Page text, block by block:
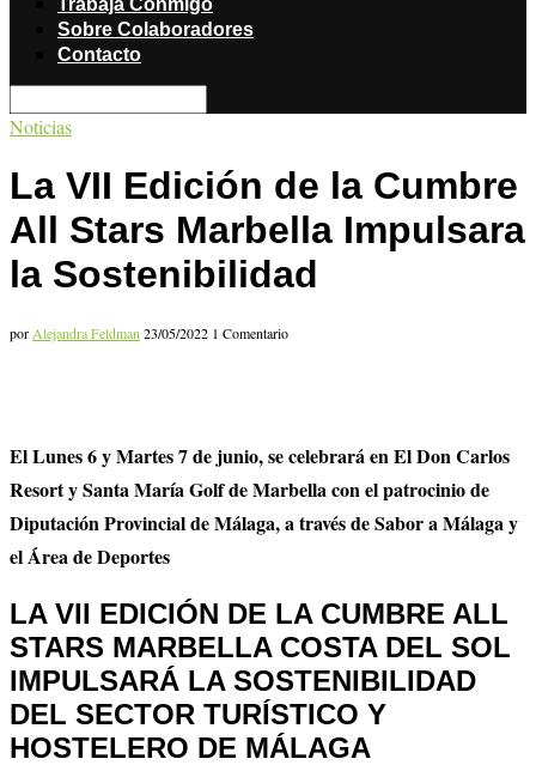
Trabaja Conmigo
Sobre Colaboradores
Contacto
Noticias
La VII Edición de la Cumbre
All Stars Marbella Impulsara
la Sostenibilidad
por Alejandra Feldman 23/05/2022 1 Comentario
El Lunes 6 y Martes 7 de junio, se celebrará en El Don Carlos
Resort y Santa María Golf de Marbella con el patrocinio de
Diputación Provincial de Málaga, a través de Sabor a Málaga y
el Área de Deportes
LA VII EDICIÓN DE LA CUMBRE ALL
STARS MARBELLA COSTA DEL SOL
IMPULSARÁ LA SOSTENIBILIDAD
DEL SECTOR TURÍSTICO Y
HOSTELERO DE MÁLAGA